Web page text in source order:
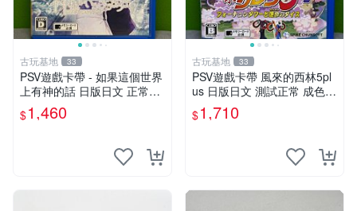
古玩基地 33
PSV遊戲卡帶 - 如果這個世界
上有神的話 日版日文 正常可
玩 神秘成色參考圖 售後不退
如果這是你想找的游戲 請先
$1,460
古玩基地 33
PSV遊戲卡帶 風來的西林5pl
us 日版日文 測試正常 成色如
圖 買家自負 風來的西林5plus
PSV 日版
$1,710